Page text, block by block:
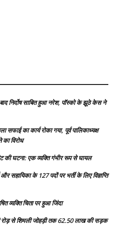
निर्दोष साबित हुआ नरेश, पॉस्को के झूठे केस ने
सफाई का कार्य रोका गया, पूर्व पालिकाध्यक्ष
का विरोध
की घटना: एक व्यक्ति गंभीर रूप से घायल
सहायिका के 127 पदों पर भर्ती के लिए विज्ञप्ति
व्यक्ति चिता पर हुआ जिंदा
रोड़ से शिमली जोहड़ी तक 62.50 लाख की सड़क